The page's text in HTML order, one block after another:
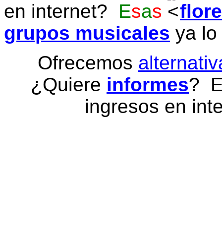
en internet? Esas
grupos musicales ya
Ofrecemos
¿Quiere informes?
ingresos en